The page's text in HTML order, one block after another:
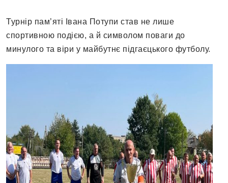
Турнір пам’яті Івана Потупи став не лише
спортивною подією, а й символом поваги до
минулого та віри у майбутнє підгаєцького футболу.